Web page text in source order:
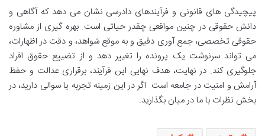
پیچیدگی های قانونی و فرآیندهای دادرسی نشان می دهد که آگاهی و
دانش حقوقی در چنین مواقعی چقدر حیاتی است. بهره گیری از مشاوره
حقوقی تخصصی، جمع آوری دقیق و به موقع شواهد، و دقت در اظهارات،
می تواند سرنوشت یک پرونده را تغییر دهد و از تضییع حقوق افراد
جلوگیری کند. در نهایت، هدف نهایی این فرآیند، برقراری عدالت و حفظ
آرامش و امنیت در جامعه است. اگر در این زمینه تجربه یا سوالی دارید، در
بخش نظرات با ما در میان بگذارید.